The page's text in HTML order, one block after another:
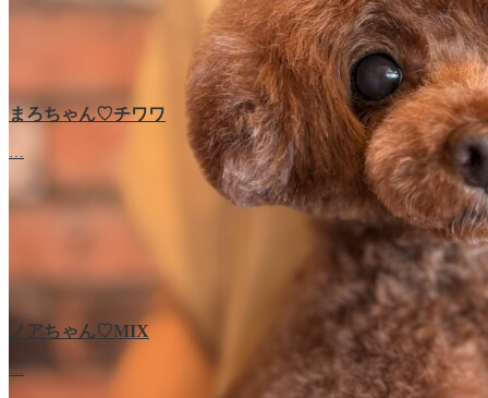
まろちゃん♡チワワ
ノアちゃん♡‬MIX
…